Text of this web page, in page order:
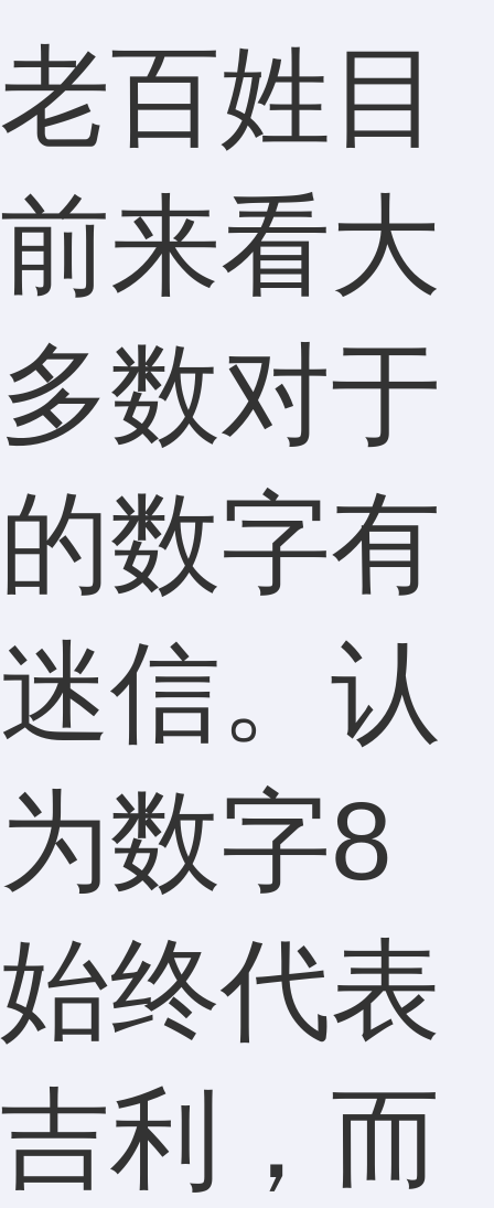
老百姓目
前来看大
多数对于
的数字有
迷信。认
为数字8
始终代表
吉利，而